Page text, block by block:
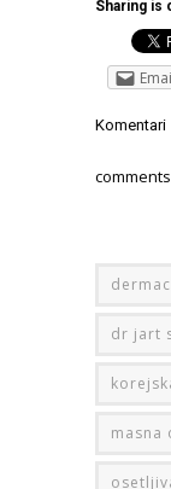
Sharing is
Komentari
comments
dr jart
masna